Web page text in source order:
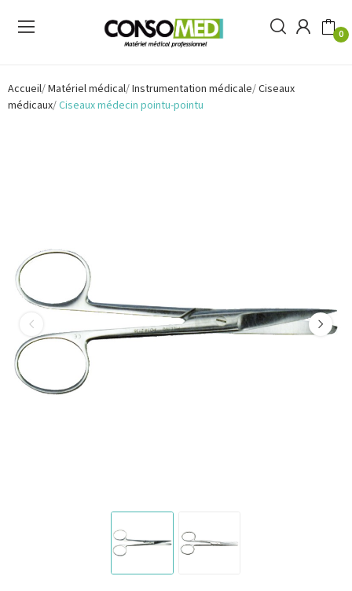
0
Accueil Matériel médical Instrumentation médicale Ciseaux
médicaux Ciseaux médecin pointu-pointu